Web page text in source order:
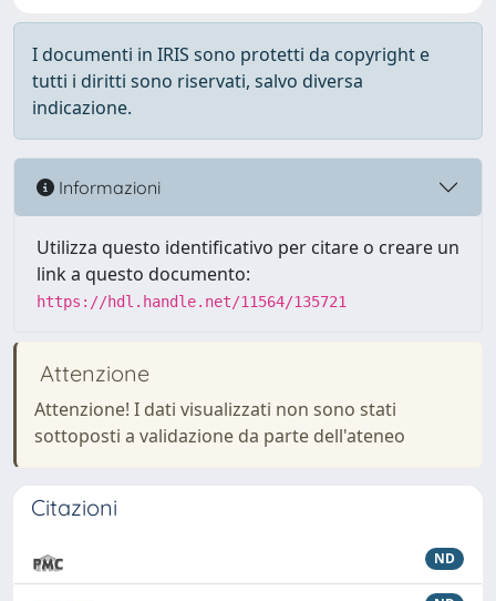
I documenti in IRIS sono protetti da copyright e
tutti i diritti sono riservati, salvo diversa
indicazione.
Informazioni
Utilizza questo identificativo per citare o creare un
link a questo documento:
https://hdl.handle.net/11564/135721
Attenzione
Attenzione! I dati visualizzati non sono stati
sottoposti a validazione da parte dell'ateneo
Citazioni
ND